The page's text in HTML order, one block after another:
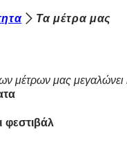
Τα μέτρα μας
μέτρων μας
φεστιβάλ